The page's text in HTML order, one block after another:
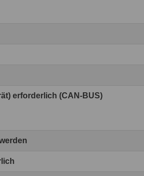
erforderlich (CAN-BUS)